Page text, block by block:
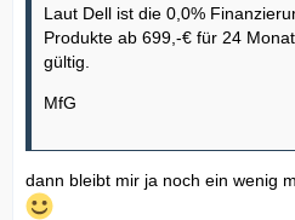
Laut Dell ist die 0,0%
Produkte ab 699,-€ für 24
gültig.
MfG
dann bleibt mir ja noch ein wenig